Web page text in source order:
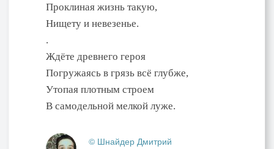
Проклиная жизнь такую,
Нищету и невезенье.
.
Ждёте древнего героя
Погружаясь в грязь всё глубже,
Утопая плотным строем
В самодельной мелкой луже.
© Шнайдер Дмитрий